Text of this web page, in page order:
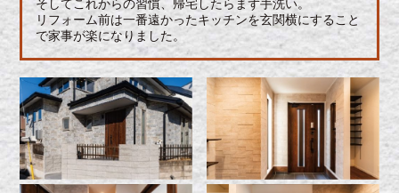
そしてこれからの習慣、帰宅したらまず手洗い。
リフォーム前は一番遠かったキッチンを玄関横にすること
で家事が楽になりました。